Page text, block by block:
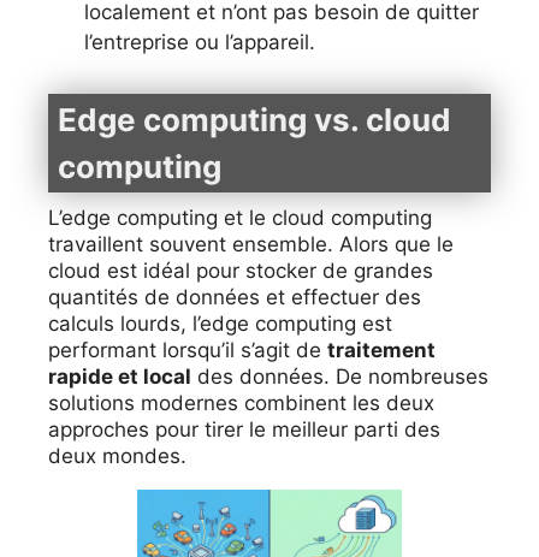
localement et n’ont pas besoin de quitter
l’entreprise ou l’appareil.
Edge computing vs. cloud
computing
L’edge computing et le cloud computing
travaillent souvent ensemble. Alors que le
cloud est idéal pour stocker de grandes
quantités de données et effectuer des
calculs lourds, l’edge computing est
performant lorsqu’il s’agit de traitement
rapide et local des données. De nombreuses
solutions modernes combinent les deux
approches pour tirer le meilleur parti des
deux mondes.